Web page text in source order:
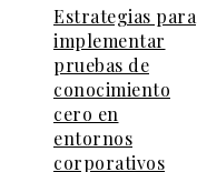
Estrategias para
implementar
pruebas de
conocimiento
cero en
entornos
corporativos